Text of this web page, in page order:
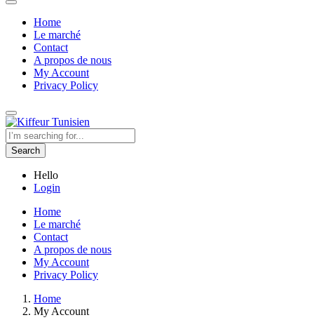
Home
Le marché
Contact
A propos de nous
My Account
Privacy Policy
Search
Hello
Login
Home
Le marché
Contact
A propos de nous
My Account
Privacy Policy
Home
My Account